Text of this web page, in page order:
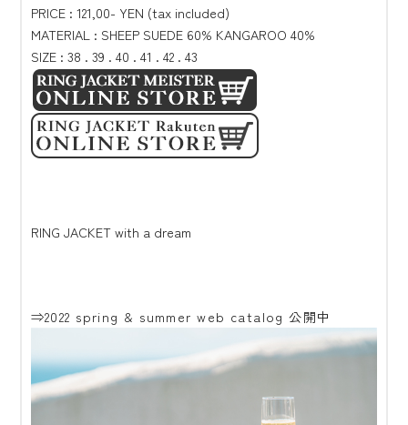
PRICE : 121,00- YEN (tax included)
MATERIAL : SHEEP SUEDE 60% KANGAROO 40%
SIZE : 38 . 39 . 40 . 41 . 42 . 43
RING JACKET with a dream
⇒2022 spring & summer web catalog 公開中